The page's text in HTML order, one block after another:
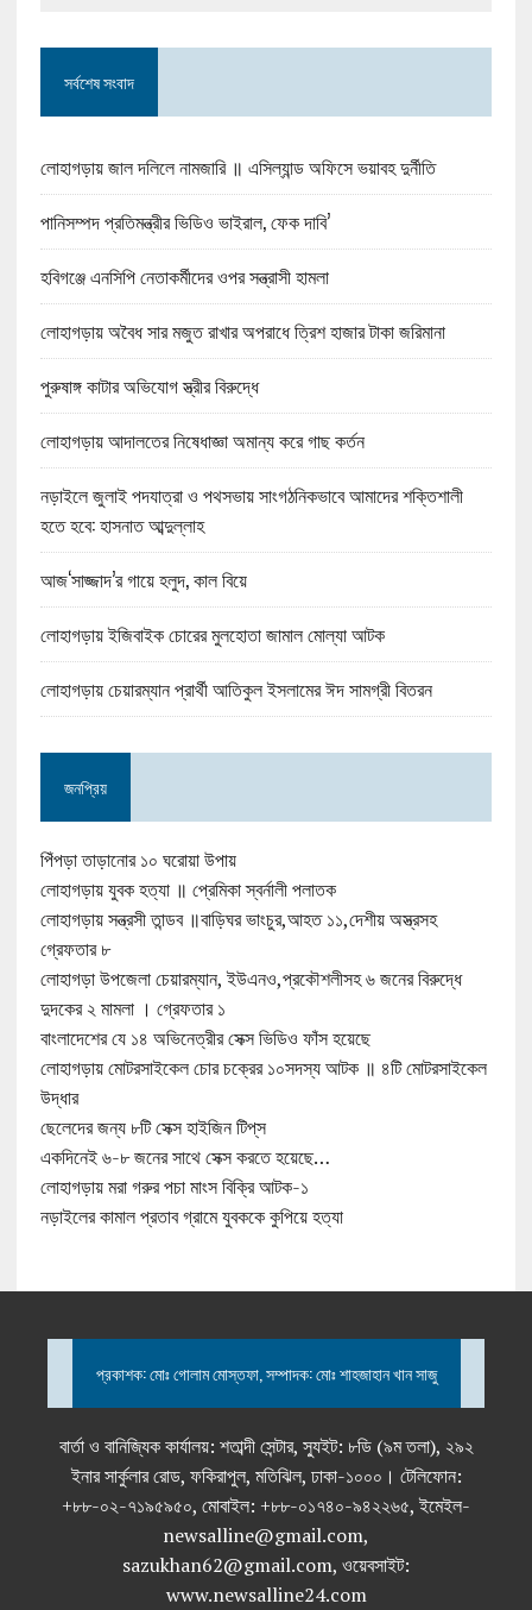
সর্বশেষ সংবাদ
লোহাগড়ায় জাল দলিলে নামজারি ॥ এসিল্যান্ড অফিসে ভয়াবহ দুর্নীতি
পানিসম্পদ প্রতিমন্ত্রীর ভিডিও ভাইরাল, ফেক দাবি’
হবিগঞ্জে এনসিপি নেতাকর্মীদের ওপর সন্ত্রাসী হামলা
লোহাগড়ায় অবৈধ সার মজুত রাখার অপরাধে ত্রিশ হাজার টাকা জরিমানা
পুরুষাঙ্গ কাটার অভিযোগ স্ত্রীর বিরুদ্ধে
লোহাগড়ায় আদালতের নিষেধাজ্ঞা অমান্য করে গাছ কর্তন
নড়াইলে জুলাই পদযাত্রা ও পথসভায় সাংগঠনিকভাবে আমাদের শক্তিশালী
হতে হবে: হাসনাত আব্দুল্লাহ
আজ‘সাজ্জাদ’র গায়ে হলুদ, কাল বিয়ে
লোহাগড়ায় ইজিবাইক চোরের মুলহোতা জামাল মোল্যা আটক
লোহাগড়ায় চেয়ারম্যান প্রার্থী আতিকুল ইসলামের ঈদ সামগ্রী বিতরন
জনপ্রিয়
পিঁপড়া তাড়ানোর ১০ ঘরোয়া উপায়
লোহাগড়ায় যুবক হত্যা ॥ প্রেমিকা স্বর্নালী পলাতক
লোহাগড়ায় সন্ত্রসী তান্ডব ॥বাড়িঘর ভাংচুর,আহত ১১,দেশীয় অস্ত্রসহ
গ্রেফতার ৮
লোহাগড়া উপজেলা চেয়ারম্যান, ইউএনও,প্রকৌশলীসহ ৬ জনের বিরুদ্ধে
দুদকের ২ মামলা । গ্রেফতার ১
বাংলাদেশের যে ১৪ অভিনেত্রীর সেক্স ভিডিও ফাঁস হয়েছে
লোহাগড়ায় মোটরসাইকেল চোর চক্রের ১০সদস্য আটক ॥ ৪টি মোটরসাইকেল
উদ্ধার
ছেলেদের জন্য ৮টি সেক্স হাইজিন টিপ্‌স
একদিনেই ৬-৮ জনের সাথে সেক্স করতে হয়েছে…
লোহাগড়ায় মরা গরুর পচা মাংস বিক্রি আটক-১
নড়াইলের কামাল প্রতাব গ্রামে যুবককে কুপিয়ে হত্যা
প্রকাশক: মোঃ গোলাম মোস্তফা, সম্পাদক: মোঃ শাহজাহান খান সাজু
বার্তা ও বানিজ্যিক কার্যালয়: শতাব্দী সেন্টার, স্যুইট: ৮ডি (৯ম তলা), ২৯২
ইনার সার্কুলার রোড, ফকিরাপুল, মতিঝিল, ঢাকা-১০০০। টেলিফোন:
+৮৮-০২-৭১৯৫৯৫০, মোবাইল: +৮৮-০১৭৪০-৯৪২২৬৫, ইমেইল-
newsalline@gmail.com,
sazukhan62@gmail.com, ওয়েবসাইট:
www.newsalline24.com